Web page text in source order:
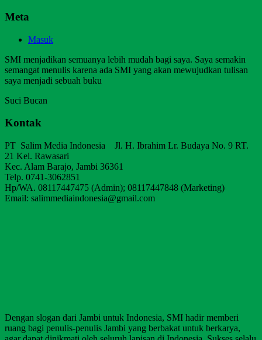
Meta
Masuk
SMI menjadikan semuanya lebih mudah bagi saya. Saya semakin
semangat menulis karena ada SMI yang akan mewujudkan tulisan
saya menjadi sebuah buku
Suci Bucan
Kontak
PT Salim Media Indonesia Jl. H. Ibrahim Lr. Budaya No. 9 RT.
21 Kel. Rawasari
Kec. Alam Barajo, Jambi 36361
Telp. 0741-3062851
Hp/WA. 08117447475 (Admin); 08117447848 (Marketing)
Email: salimmediaindonesia@gmail.com
Dengan slogan dari Jambi untuk Indonesia, SMI hadir memberi
ruang bagi penulis-penulis Jambi yang berbakat untuk berkarya,